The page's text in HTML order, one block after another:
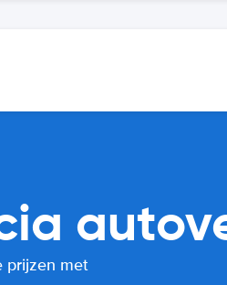
prijzen met